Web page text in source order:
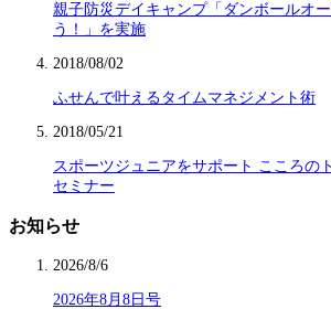
親子防災デイキャンプ「ダンボールオ
う！」を実施
2018/08/02
ふせんで叶えるタイムマネジメント術
2018/05/21
スポーツジュニアをサポート こころの
セミナー
お知らせ
2026/8/6
2026年8月8日号